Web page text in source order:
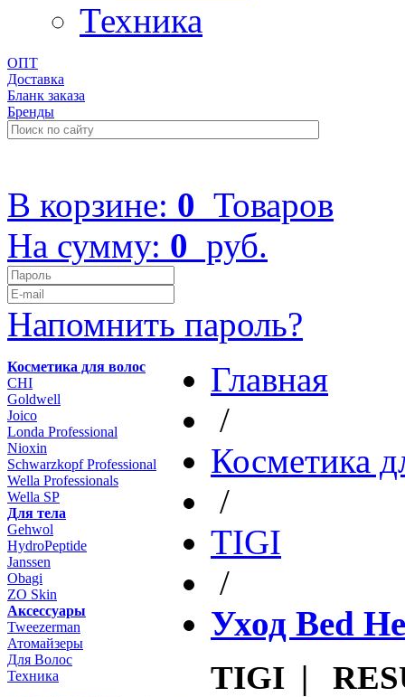
Техника
ОПТ
Доставка
Бланк заказа
Бренды
В корзине: 0 Товаров
На сумму: 0 руб.
Напомнить пароль?
Косметика для волос
CHI
Goldwell
Joico
Londa Professional
Nioxin
Schwarzkopf Professional
Wella Professionals
Wella SP
Для тела
Gehwol
HydroPeptide
Janssen
Obagi
ZO Skin
Aксессуары
Tweezerman
Атомайзеры
Для Волос
Техника
Главная
/
Косметика
/
TIGI
/
Уход Bed
TIGI |